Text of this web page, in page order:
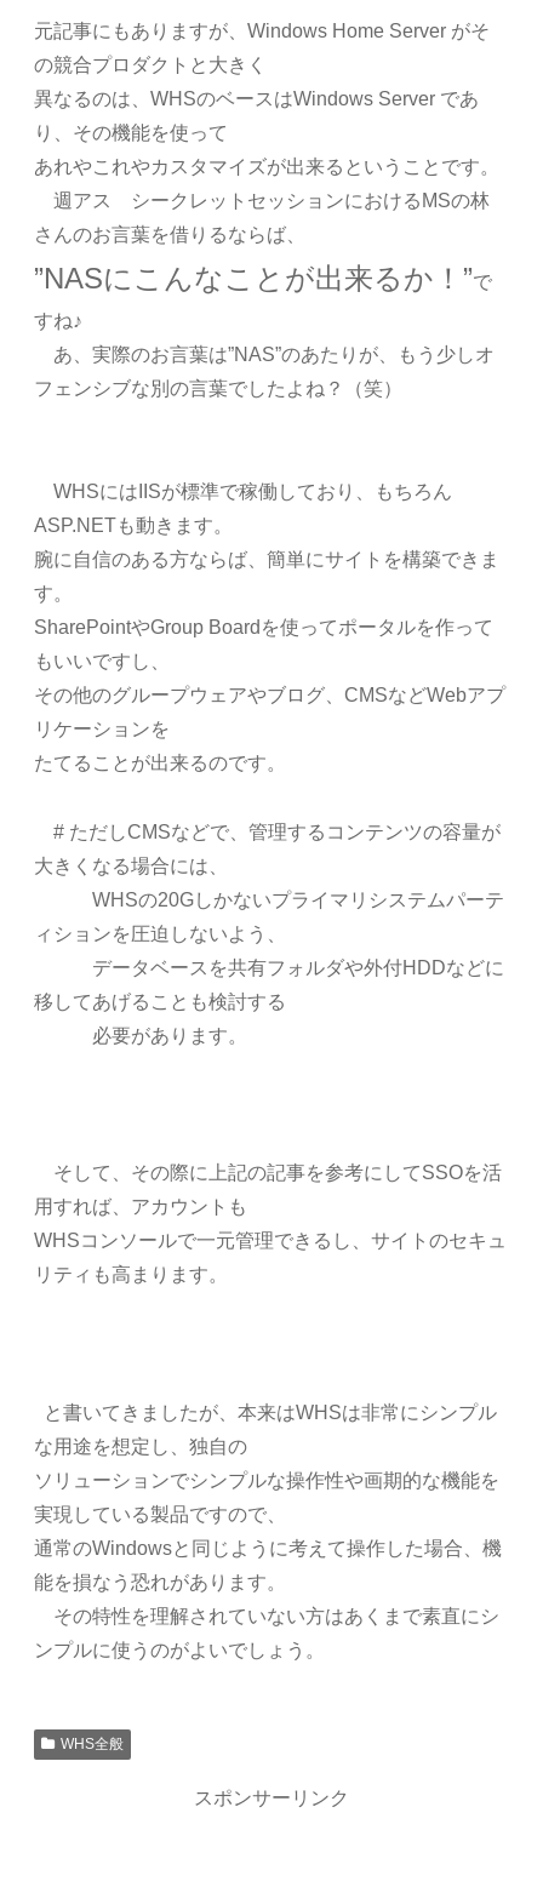
元記事にもありますが、Windows Home Server がそ
の競合プロダクトと大きく
異なるのは、WHSのベースはWindows Server であ
り、その機能を使って
あれやこれやカスタマイズが出来るということです。
週アス シークレットセッションにおけるMSの林
さんのお言葉を借りるならば、
”NASにこんなことが出来るか！”で
すね♪
あ、実際のお言葉は”NAS”のあたりが、もう少しオ
フェンシブな別の言葉でしたよね？（笑）
WHSにはIISが標準で稼働しており、もちろん
ASP.NETも動きます。
腕に自信のある方ならば、簡単にサイトを構築できま
す。
SharePointやGroup Boardを使ってポータルを作って
もいいですし、
その他のグループウェアやブログ、CMSなどWebアプ
リケーションを
たてることが出来るのです。
# ただしCMSなどで、管理するコンテンツの容量が
大きくなる場合には、
WHSの20Gしかないプライマリシステムパーテ
ィションを圧迫しないよう、
データベースを共有フォルダや外付HDDなどに
移してあげることも検討する
必要があります。
そして、その際に上記の記事を参考にしてSSOを活
用すれば、アカウントも
WHSコンソールで一元管理できるし、サイトのセキュ
リティも高まります。
と書いてきましたが、本来はWHSは非常にシンプル
な用途を想定し、独自の
ソリューションでシンプルな操作性や画期的な機能を
実現している製品ですので、
通常のWindowsと同じように考えて操作した場合、機
能を損なう恐れがあります。
その特性を理解されていない方はあくまで素直にシ
ンプルに使うのがよいでしょう。
WHS全般
スポンサーリンク